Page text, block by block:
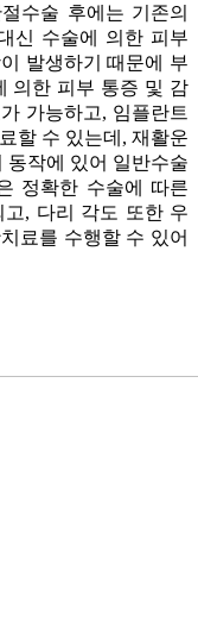
수술 후에는 기존의
신 수술에 의한 피부
발생하기 때문에 부
의한 피부 통증 및 감
가능하고, 임플란트
할 수 있는데, 재활운
동작에 있어 일반수술
정확한 수술에 따른
, 다리 각도 또한 우
료를 수행할 수 있어